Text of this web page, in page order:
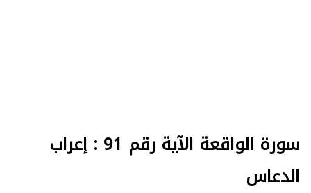
سورة الواقعة الآية رقم 91 : إعراب
الدعاس